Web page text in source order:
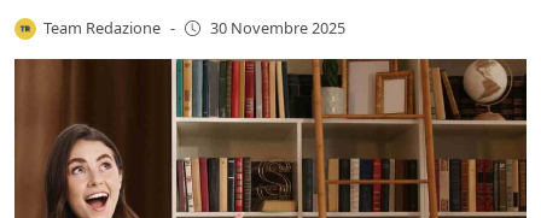
Team Redazione - 30 Novembre 2025